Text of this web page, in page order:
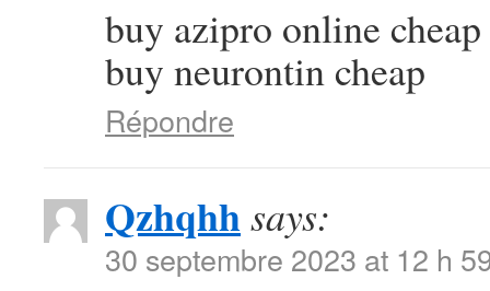
buy azipro online cheap
buy neurontin cheap
Répondre
Qzhqhhsays:
30 septembre 2023 at 12 h